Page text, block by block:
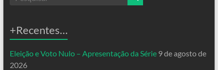
+Recentes…
Eleição e Voto Nulo – Apresentação da Série 9 de agosto de
2026